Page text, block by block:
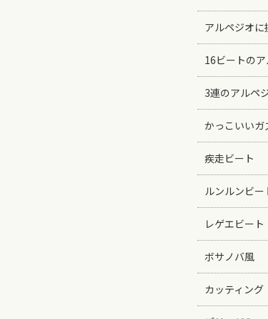
アルペジオに
16ビートの
3連のアルペ
かっこいいガ
疾走ビート
ルンルンビー
レゲエビート
ボサノバ風
カッティング